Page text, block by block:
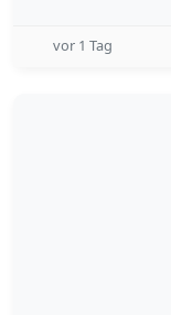
vor 1 Tag